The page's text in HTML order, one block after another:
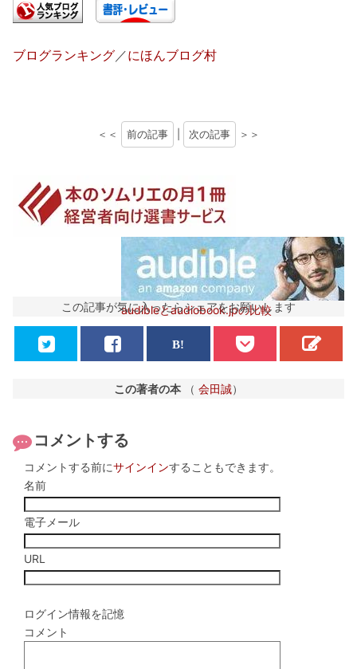
ブログランキング ／にほんブログ村
＜＜ 前の記事 次の記事 ＞＞
audibleとaudiobook.jpの比較
この記事が気に入ったらシェアをお願いします
この著者の本 （ 会田誠）
コメントする
コメントする前にサインインすることもできます。
名前
電子メール
URL
ログイン情報を記憶
コメント